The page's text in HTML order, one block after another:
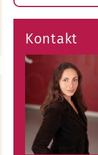
öffnen
Kontakt